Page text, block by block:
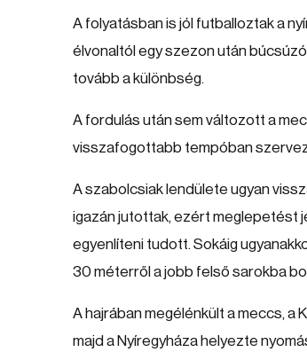
A folyatásban is jól futballoztak a
élvonaltól egy szezon után
tovább a különbség.
A fordulás után sem változott a
visszafogottabb tempóban
A szabolcsiak lendülete ugyan
igazán jutottak, ezért meglepetést
egyenlíteni tudott. Sokáig
30 méterről a jobb felső sarokba
A hajrában megélénkült a meccs, a
majd a Nyíregyháza helyezte